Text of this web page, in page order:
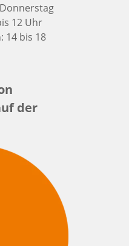
12 Uhr
14 bis 18
der